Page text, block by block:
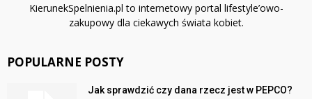
KierunekSpelnienia.pl to internetowy portal lifestyle’owo-
zakupowy dla ciekawych świata kobiet.
POPULARNE POSTY
Jak sprawdzić czy dana rzecz jest w PEPCO?